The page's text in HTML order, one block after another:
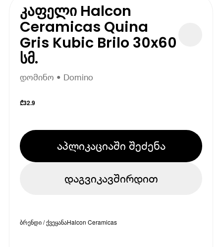
კაფელი Halcon
Ceramicas Quina
Gris Kubic Brilo 30x60
სმ.
დომინო • Domino
₾32.9
აპლიკაციაში შეძენა
დაგვიკავშირდით
ბრენდი / ქვეყანაHalcon Ceramicas